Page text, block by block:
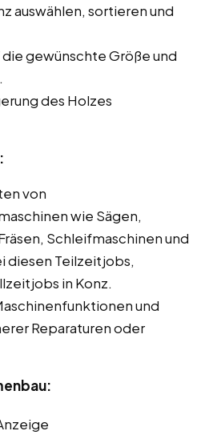
auswählen, sortieren und
gewünschte Größe und
des Holzes
von
wie Sägen,
Schleifmaschinen und
diesen Teilzeitjobs,
in Konz.
und
Reparaturen oder